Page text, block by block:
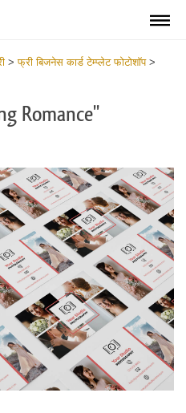
>फ्री बिजनेस कार्ड टेम्प्लेट फोटोशॉप>
Romance"